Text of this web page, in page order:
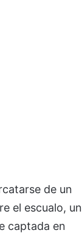
de un
el escualo, un
captada en